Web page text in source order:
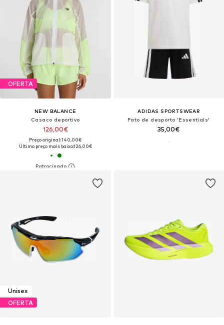
OFERTA
NEW BALANCE
Casaco deportivo
126,00€
Preço original: 140,00€
Último preço mais baixo:126,00€
ADIDAS SPORTSWEAR
Fato de desporto 'Essentials'
35,00€
Unisex
OFERTA